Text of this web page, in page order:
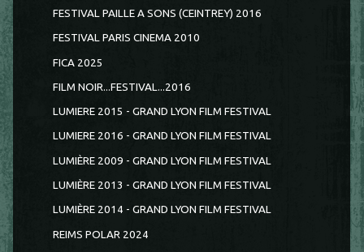
FESTIVAL PAILLE A SONS (CEINTREY) 2016
FESTIVAL PARIS CINEMA 2010
FICA 2025
FILM NOIR...FESTIVAL...2016
LUMIERE 2015 - GRAND LYON FILM FESTIVAL
LUMIERE 2016 - GRAND LYON FILM FESTIVAL
LUMIÈRE 2009 - GRAND LYON FILM FESTIVAL
LUMIÈRE 2013 - GRAND LYON FILM FESTIVAL
LUMIÈRE 2014 - GRAND LYON FILM FESTIVAL
REIMS POLAR 2024